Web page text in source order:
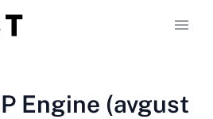
Engine (avgust